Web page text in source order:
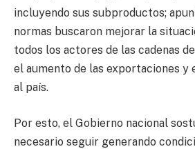
incluyendo sus subproductos;
normas buscaron mejorar la
todos los actores de las cadenas
el aumento de las exportaciones y
al país.
Por esto, el Gobierno nacional
necesario seguir generando